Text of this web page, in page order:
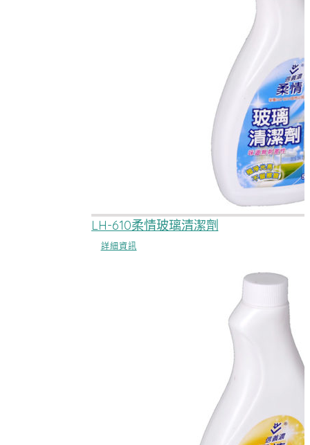
LH-610柔情玻璃清潔劑
詳細資訊